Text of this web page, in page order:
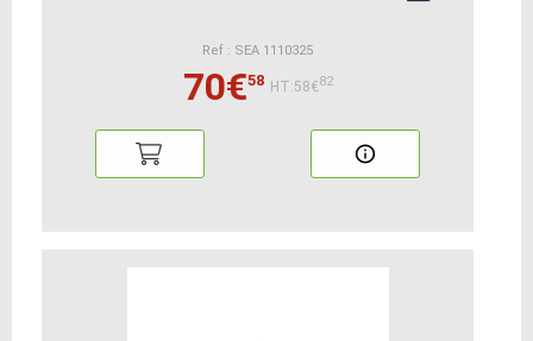
Ref : SEA 1110325
70€58 HT:58€82